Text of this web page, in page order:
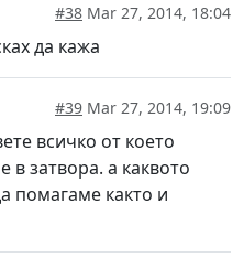
#38 Mar 27, 2014, 18:04
да кажа
#39 Mar 27, 2014, 19:09
всичко от което
в затвора. а каквото
помагаме както и